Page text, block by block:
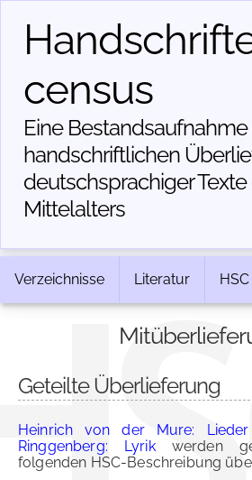
census
Eine Bestandsaufnahme
handschriftlichen
deutschsprachiger
Mittelalters
Verzeichnisse Literatur HSC
Geteilte Überlieferung
Heinrich von der Mure: Lieder
Ringgenberg: Lyrikwerden
folgenden HSC-Beschreibung